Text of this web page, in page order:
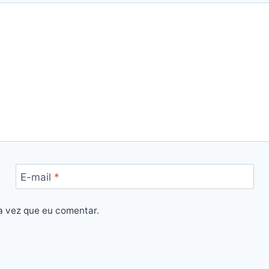
E-mail *
vez que eu comentar.